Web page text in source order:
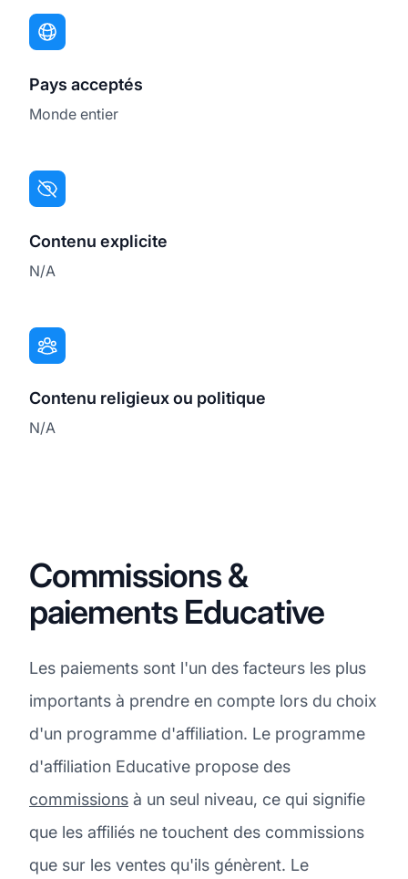
Pays acceptés
Monde entier
Contenu explicite
N/A
Contenu religieux ou politique
N/A
Commissions &
paiements Educative
Les paiements sont l'un des facteurs les plus
importants à prendre en compte lors du choix
d'un programme d'affiliation. Le programme
d'affiliation Educative propose des
commissions à un seul niveau, ce qui signifie
que les affiliés ne touchent des commissions
que sur les ventes qu'ils génèrent. Le